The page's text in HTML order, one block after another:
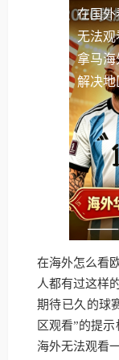
在国外
无法观
拿马海
解决地
在海外怎么看
人都有过这样
期待已久的球
区观看”的提
海外无法观看